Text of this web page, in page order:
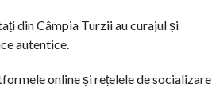
din Câmpia Turzii au curajul și
autentice.
online și rețelele de socializare